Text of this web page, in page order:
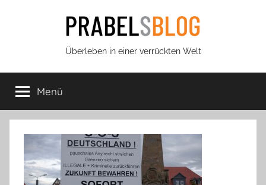
Prabels
Blog
Überleben in einer verrückten Welt
Menü